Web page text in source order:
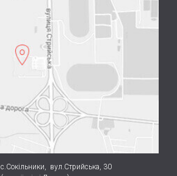
с.Сокільники, вул.Стрийська, 30